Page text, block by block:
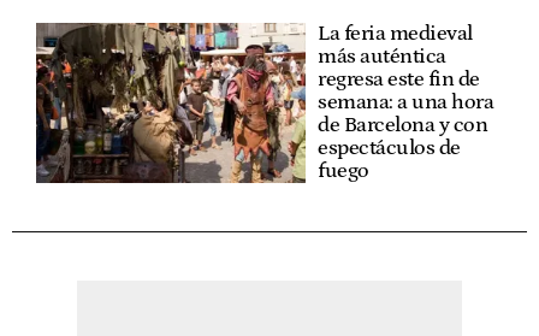
La feria medieval
más auténtica
regresa este fin de
semana: a una hora
de Barcelona y con
espectáculos de
fuego